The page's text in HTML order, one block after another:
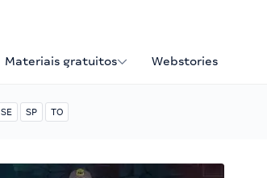
Materiais gratuitos Webstories
SE SP TO